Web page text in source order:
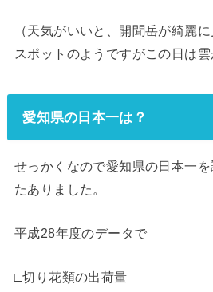
（天気がいいと、開聞岳が綺麗
スポットのようですがこの日は雲
愛知県の日本一は？
せっかくなので愛知県の日本一
たありました。
平成28年度のデータで
□切り花類の出荷量